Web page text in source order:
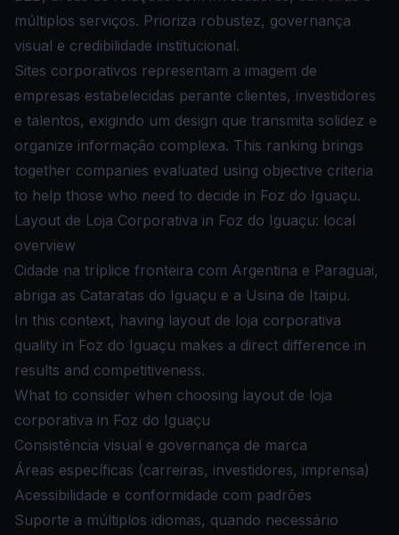
múltiplos serviços. Prioriza robustez, governança
visual e credibilidade institucional.
Sites corporativos representam a imagem de
empresas estabelecidas perante clientes, investidores
e talentos, exigindo um design que transmita solidez e
organize informação complexa. This ranking brings
together companies evaluated using objective criteria
to help those who need to decide in Foz do Iguaçu.
Layout de Loja Corporativa in Foz do Iguaçu: local
overview
Cidade na tríplice fronteira com Argentina e Paraguai,
abriga as Cataratas do Iguaçu e a Usina de Itaipu.
In this context, having layout de loja corporativa
quality in Foz do Iguaçu makes a direct difference in
results and competitiveness.
What to consider when choosing layout de loja
corporativa in Foz do Iguaçu
Consistência visual e governança de marca
Áreas específicas (carreiras, investidores, imprensa)
Acessibilidade e conformidade com padrões
Suporte a múltiplos idiomas, quando necessário